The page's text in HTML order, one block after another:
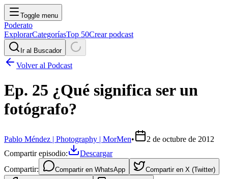
Toggle menu
Poderato
ExplorarCategoríasTop 50Crear podcast
Ir al Buscador
Volver al Podcast
Ep. 25 ¿Qué significa ser un
fotógrafo?
Pablo Méndez | Photography | MorMen•
2 de octubre de 2012
Compartir episodio:
Descargar
Compartir:
Compartir en WhatsApp Compartir en X (Twitter)